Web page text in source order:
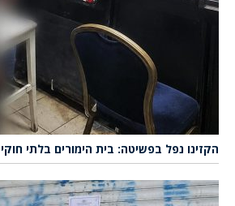
הקזינו נפל בפשיטה: בית הימורים בלתי